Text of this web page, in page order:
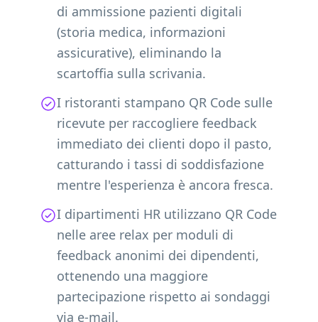
di ammissione pazienti digitali
(storia medica, informazioni
assicurative), eliminando la
scartoffia sulla scrivania.
I ristoranti stampano QR Code sulle
ricevute per raccogliere feedback
immediato dei clienti dopo il pasto,
catturando i tassi di soddisfazione
mentre l'esperienza è ancora fresca.
I dipartimenti HR utilizzano QR Code
nelle aree relax per moduli di
feedback anonimi dei dipendenti,
ottenendo una maggiore
partecipazione rispetto ai sondaggi
via e-mail.